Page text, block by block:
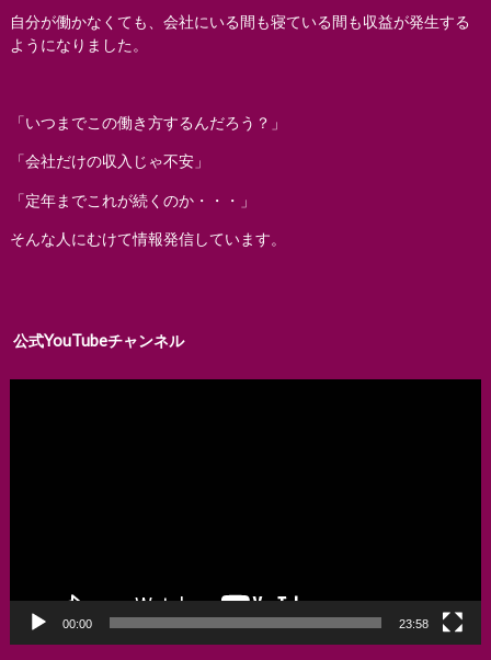
自分が働かなくても、会社にいる間も寝ている間も収益が発生する
ようになりました。
「いつまでこの働き方するんだろう？」
「会社だけの収入じゃ不安」
「定年までこれが続くのか・・・」
そんな人にむけて情報発信しています。
公式YouTubeチャンネル
00:00 23:58